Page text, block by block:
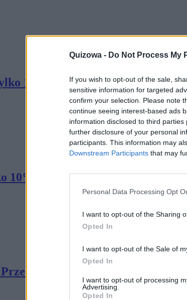
Quizowa - Do Not Process My
If you wish to opt-out of the sale,
sensitive information for targeted
confirm your selection. Please note
continue seeing interest-based ads
information disclosed to third
further disclosure of your personal
participants. This information may
Downstream Participants that may
Personal Data Processing Opt
I want to opt-out of the Sharing
Opted In
I want to opt-out of the Sale of
Opted In
I want to opt-out of processing
Advertising.
Opted In
10% osób kończy t...
10% osób kończy ten ...
osoba myli s...